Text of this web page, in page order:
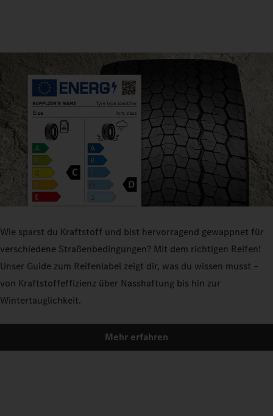
Wie sparst du Kraftstoff und bist hervorragend gewappnet für
verschiedene Straßenbedingungen? Mit dem richtigen Reifen!
Unser Guide zum Reifenlabel zeigt dir, was du wissen musst –
von Kraftstoffeffizienz über Nasshaftung bis hin zur
Wintertauglichkeit.
Mehr erfahren